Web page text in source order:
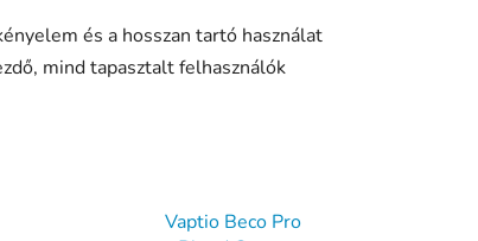
és a hosszan tartó használat
mind tapasztalt felhasználók
Vaptio Beco Pro